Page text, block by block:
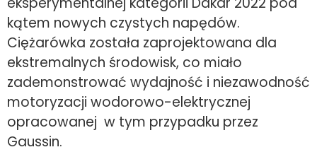
kątem nowych czystych napędów.
Ciężarówka została zaprojektowana dla
ekstremalnych środowisk, co miało
zademonstrować wydajność i niezawodność
motoryzacji wodorowo-elektrycznej
opracowanej w tym przypadku przez
Gaussin.